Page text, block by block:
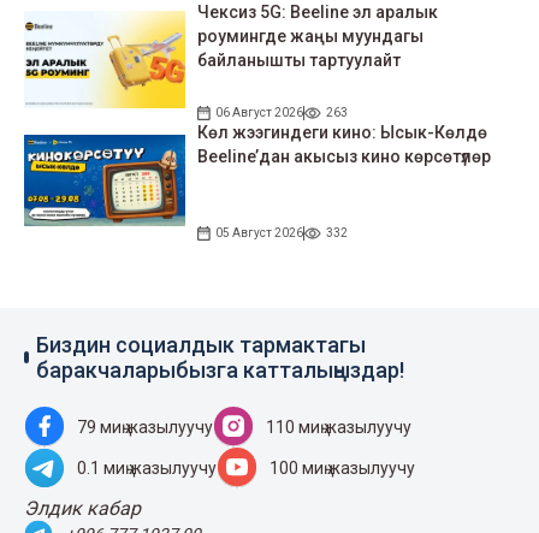
Чексиз 5G: Beeline эл аралык
роумингде жаңы муундагы
байланышты тартуулайт
06 Август 2026 263
Көл жээгиндеги кино: Ысык-Көлдө
Beeline’дан акысыз кино көрсөтүлөр
05 Август 2026 332
Биздин социалдык тармактагы
баракчаларыбызга катталыңыздар!
79 миң жазылуучу 110 миң жазылуучу
0.1 миң жазылуучу 100 миң жазылуучу
Элдик кабар